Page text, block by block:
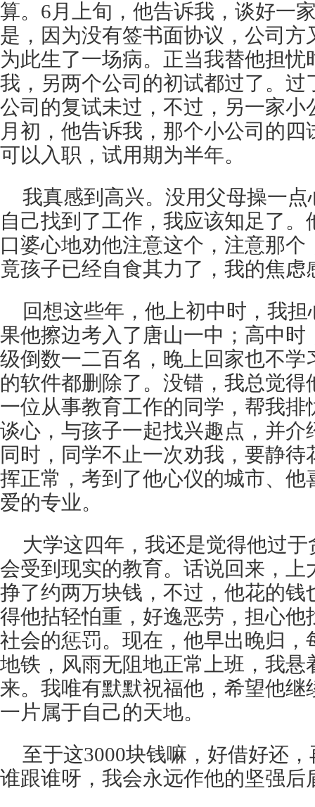
算。6月上旬，他告诉我，谈好一
是，因为没有签书面协议，公司
为此生了一场病。正当我替他担忧
我，另两个公司的初试都过了。过
公司的复试未过，不过，另一家小
月初，他告诉我，那个小公司的
可以入职，试用期为半年。
我真感到高兴。没用父母操一
自己找到了工作，我应该知足了
口婆心地劝他注意这个，注意那
竟孩子已经自食其力了，我的焦虑
回想这些年，他上初中时，我
果他擦边考入了唐山一中；高中
级倒数一二百名，晚上回家也不学
的软件都删除了。没错，我总觉
一位从事教育工作的同学，帮我
谈心，与孩子一起找兴趣点，并介
同时，同学不止一次劝我，要静
挥正常，考到了他心仪的城市、他
爱的专业。
大学这四年，我还是觉得他过
会受到现实的教育。话说回来，上
挣了约两万块钱，不过，他花的钱
得他拈轻怕重，好逸恶劳，担心他
社会的惩罚。现在，他早出晚归，
地铁，风雨无阻地正常上班，我悬
来。我唯有默默祝福他，希望他
一片属于自己的天地。
至于这3000块钱嘛，好借好还
谁跟谁呀，我会永远作他的坚强后